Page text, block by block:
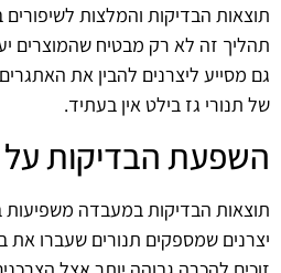
תוצאות הבדיקות והמלצות לשיפורים
תהליך זה לא רק מבטיח שהמוצרים
גם מסייע ליצרנים להבין את
של תנורי גז בילט אין בעתיד.
השפעת הבדיקות
תוצאות הבדיקות במעבדה משפיעות
יצרנים שמספקים תנורים שעברו את